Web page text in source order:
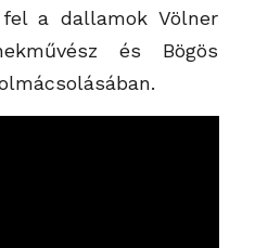
a dallamok Völner
és Bögös